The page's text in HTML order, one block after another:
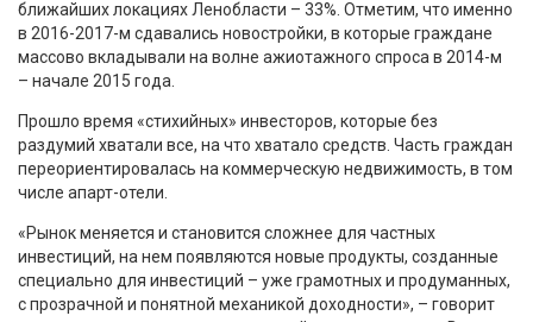
ближайших локациях Ленобласти – 33%. Отметим, что именно
в 2016-2017-м сдавались новостройки, в которые граждане
массово вкладывали на волне ажиотажного спроса в 2014-м
– начале 2015 года.
Прошло время «стихийных» инвесторов, которые без
раздумий хватали все, на что хватало средств. Часть граждан
переориентировалась на коммерческую недвижимость, в том
числе апарт-отели.
«Рынок меняется и становится сложнее для частных
инвестиций, на нем появляются новые продукты, созданные
специально для инвестиций – уже грамотных и продуманных,
с прозрачной и понятной механикой доходности», – говорит